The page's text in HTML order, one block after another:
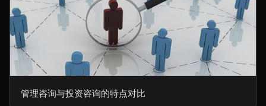
管理咨询与投资咨询的特点对比